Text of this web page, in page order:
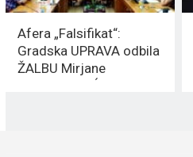
Afera „Falsifikat“:
Gradska UPRAVA odbila
ŽALBU Mirjane